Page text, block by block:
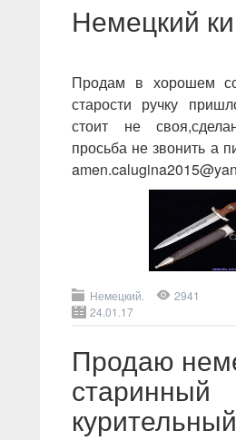
Немецкий
Продам в хорошем
старости ручку
стоит не
просьба не звонить а
Немецкий.
2941
24.01.17
Продаю
старинный
курительный